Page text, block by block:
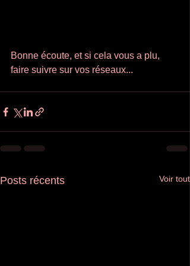
Bonne écoute, et si cela vous a plu,
faire suivre sur vos réseaux...
Posts récents Voir tout